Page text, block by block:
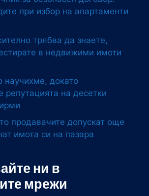
при избор на апартаменти
трябва да знаете,
в недвижими имоти
научихме, докато
репутацията на десетки
продавачите допускат още
имота си на пазара
ни в
мрежи